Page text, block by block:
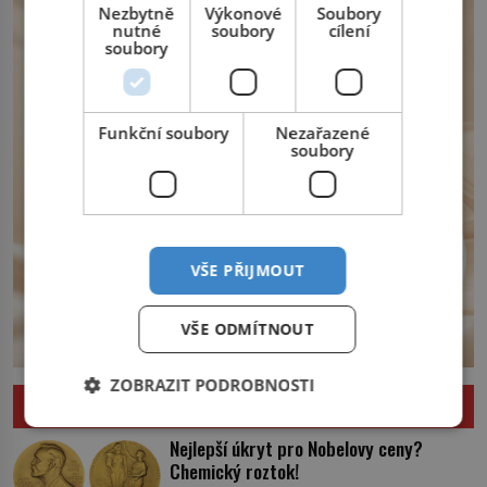
království. Zajistit hodlá především
severní hranici. Na […]
Nejlepší úkryt pro Nobelovy ceny?
Chemický roztok!
Nezbytně
nutné
soubory
Výkonové
soubory
Soubory
cílení
Funkční soubory
Nezařazené
soubory
VŠE PŘIJMOUT
VŠE ODMÍTNOUT
ZOBRAZIT PODROBNOSTI